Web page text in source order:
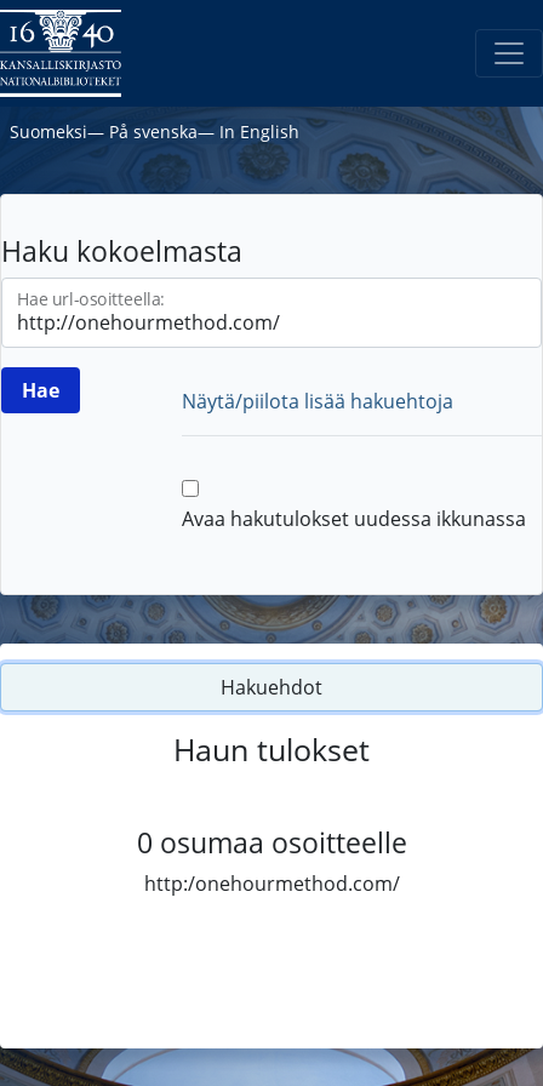
Suomeksi― På svenska― In English
Haku kokoelmasta
Hae url-osoitteella:
Näytä/piilota lisää hakuehtoja
Avaa hakutulokset uudessa ikkunassa
Hakuehdot
Haun tulokset
0 osumaa osoitteelle
http:/onehourmethod.com/